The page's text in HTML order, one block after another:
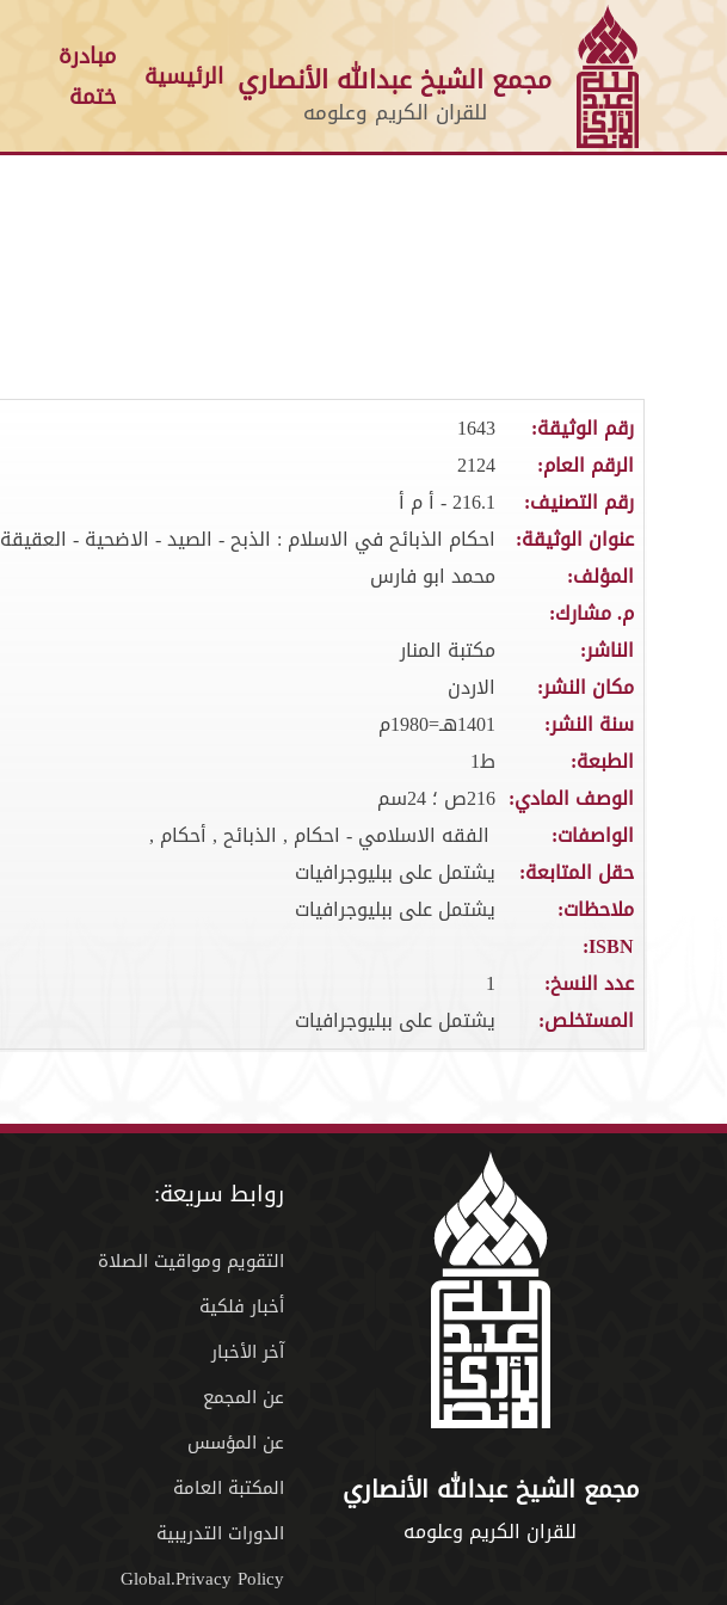
مجمع الشيخ عبدالله الأنصاري
للقران الكريم وعلومه
الرئيسية
مبادرة
ختمة
رقم الوثيقة:
1643
الرقم العام:
2124
رقم التصنيف:
216.1 - أ م أ
عنوان الوثيقة:
احكام الذبائح في الاسلام : الذبح - الصيد - الاضحية - العقيقة
المؤلف:
محمد ابو فارس
م. مشارك:
الناشر:
مكتبة المنار
مكان النشر:
الاردن
سنة النشر:
1401هـ=1980م
الطبعة:
ط1
الوصف المادي: 216ص ؛ 24سم
الواصفات:
الفقه الاسلامي - احكام , الذبائح , أحكام ,
حقل المتابعة:
يشتمل على ببليوجرافيات
ملاحظات:
يشتمل على ببليوجرافيات
ISBN:
عدد النسخ:
1
المستخلص:
يشتمل على ببليوجرافيات
مجمع الشيخ عبدالله الأنصاري
للقران الكريم وعلومه
روابط سريعة:
التقويم ومواقيت الصلاة
أخبار فلكية
آخر الأخبار
عن المجمع
عن المؤسس
المكتبة العامة
الدورات التدريبية
Global.Privacy Policy